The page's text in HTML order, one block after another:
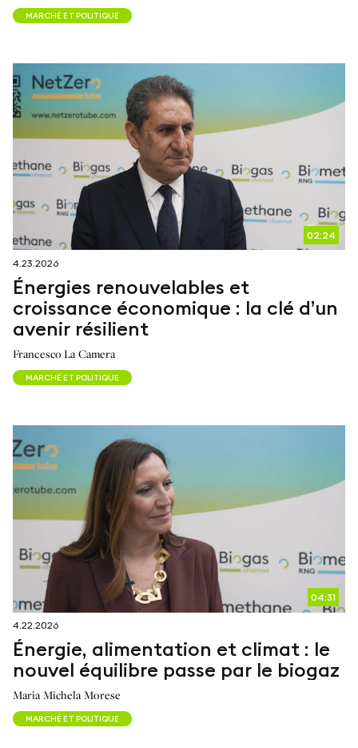
MARCHÉ ET POLITIQUE
02:24
4.23.2026
Énergies renouvelables et
croissance économique : la clé d’un
avenir résilient
Francesco La Camera
MARCHÉ ET POLITIQUE
04:31
4.22.2026
Énergie, alimentation et climat : le
nouvel équilibre passe par le biogaz
Maria Michela Morese
MARCHÉ ET POLITIQUE